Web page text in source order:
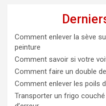
Comment enlever la sève
peinture
Comment savoir si votre
Comment faire un double
Comment enlever les poils
Transporter un frigo